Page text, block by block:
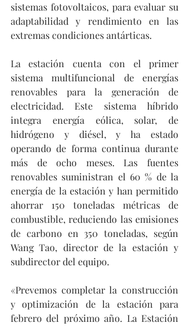
sistemas fotovoltaicos, para evaluar su
adaptabilidad y rendimiento en las
extremas condiciones antárticas.
La estación cuenta con el primer
sistema multifuncional de energías
renovables para la generación de
electricidad. Este sistema híbrido
integra energía eólica, solar, de
hidrógeno y diésel, y ha estado
operando de forma continua durante
más de ocho meses. Las fuentes
renovables suministran el 60 % de la
energía de la estación y han permitido
ahorrar 150 toneladas métricas de
combustible, reduciendo las emisiones
de carbono en 350 toneladas, según
Wang Tao, director de la estación y
subdirector del equipo.
«Prevemos completar la construcción
y optimización de la estación para
febrero del próximo año. La Estación